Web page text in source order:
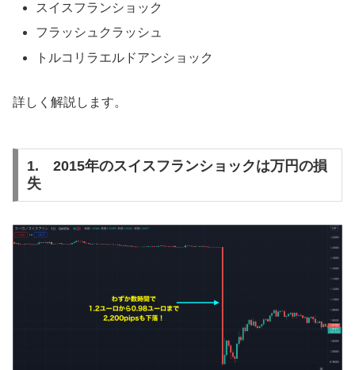
スイスフランショック
フラッシュクラッシュ
トルコリラエルドアンショック
詳しく解説します。
1. 2015年のスイスフランショックは万円の損
失